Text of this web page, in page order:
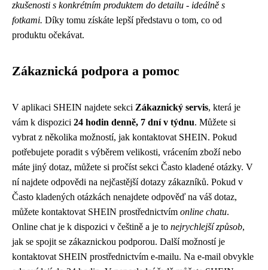
zkušenosti s konkrétním produktem do detailu - ideálně s
fotkami. Díky tomu získáte lepší představu o tom, co od
produktu očekávat.
Zákaznická podpora a pomoc
V aplikaci SHEIN najdete sekci Zákaznický servis, která je
vám k dispozici 24 hodin denně, 7 dní v týdnu. Můžete si
vybrat z několika možností, jak kontaktovat SHEIN. Pokud
potřebujete poradit s výběrem velikosti, vrácením zboží nebo
máte jiný dotaz, můžete si pročíst sekci Často kladené otázky. V
ní najdete odpovědi na nejčastější dotazy zákazníků. Pokud v
Často kladených otázkách nenajdete odpověď na váš dotaz,
můžete kontaktovat SHEIN prostřednictvím online chatu.
Online chat je k dispozici v češtině a je to nejrychlejší způsob,
jak se spojit se zákaznickou podporou. Další možností je
kontaktovat SHEIN prostřednictvím e-mailu. Na e-mail obvykle